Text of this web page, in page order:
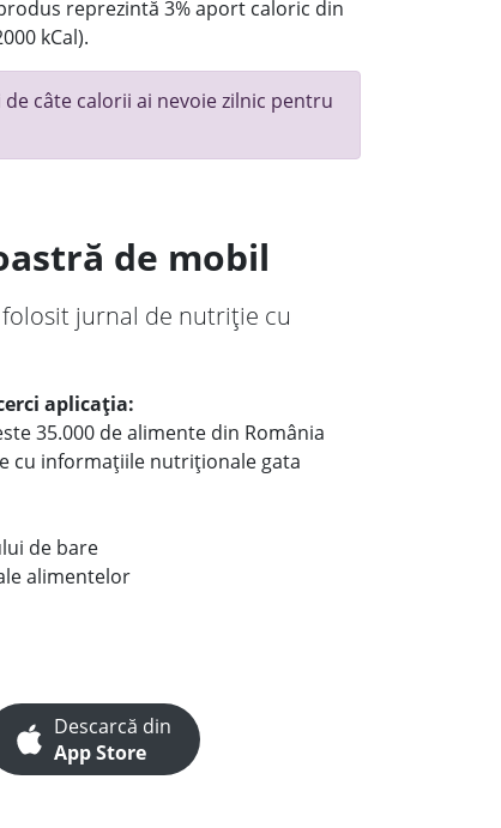
reprezintă 3% aport caloric din
kCal).
câte calorii ai nevoie zilnic pentru
de mobil
folosit jurnal de nutriție cu
aplicația:
35.000 de alimente din România
cu informațiile nutriționale gata
de bare
alimentelor
Descarcă din
App Store